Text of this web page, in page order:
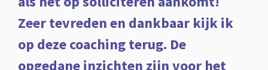
Zeer tevreden en dankbaar kijk ik
op deze coaching terug. De
opgedane inzichten zijn voor het